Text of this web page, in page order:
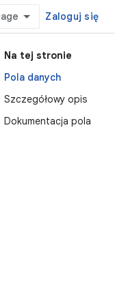
Zaloguj się
Na tej stronie
Pola danych
Szczegółowy opis
Dokumentacja pola